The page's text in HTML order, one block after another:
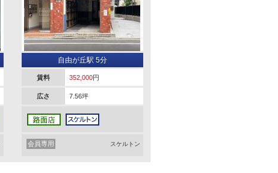
自由が丘駅 5分
賃料 352,000円
広さ 7.56坪
会員専用 スケルトン